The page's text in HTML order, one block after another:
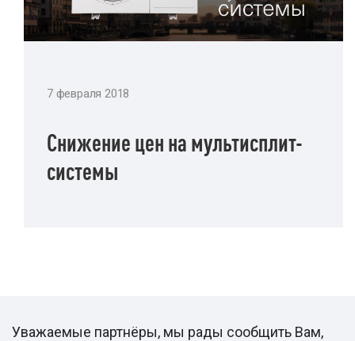
7 февраля 2018
Снижение цен на мультисплит-
системы
Уважаемые партнёры, мы рады сообщить Вам,